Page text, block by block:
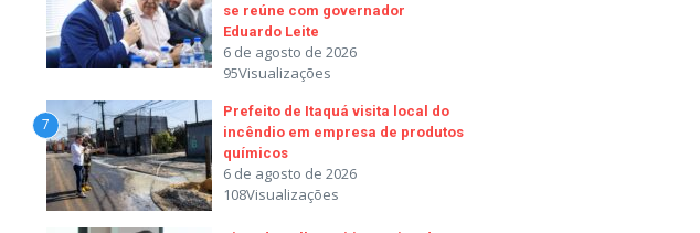
se reúne com governador
Eduardo Leite
6 de agosto de 2026
95Visualizações
7
Prefeito de Itaquá visita local do
incêndio em empresa de produtos
químicos
6 de agosto de 2026
108Visualizações